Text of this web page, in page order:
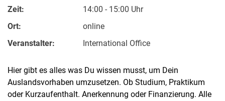
Zeit:
14:00 - 15:00 Uhr
Ort:
online
Veranstalter:
International Office
Hier gibt es alles was Du wissen musst, um Dein
Auslandsvorhaben umzusetzen. Ob Studium, Praktikum
oder Kurzaufenthalt. Anerkennung oder Finanzierung. Alle